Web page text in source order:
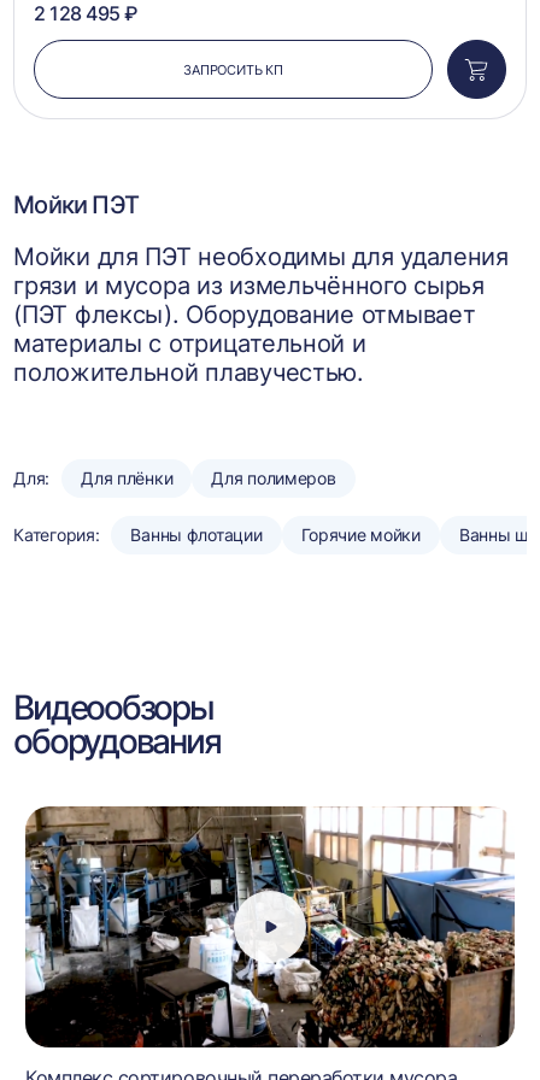
2 128 495 ₽
ЗАПРОСИТЬ КП
в
Мойки ПЭТ
Мойки для ПЭТ необходимы для удаления
грязи и мусора из измельчённого сырья
(ПЭТ флексы). Оборудование отмывает
материалы с отрицательной и
положительной плавучестью.
Для: Для плёнки Для полимеров
Категория: Ванны флотации Горячие мойки Ванны
Видеообзоры
оборудования